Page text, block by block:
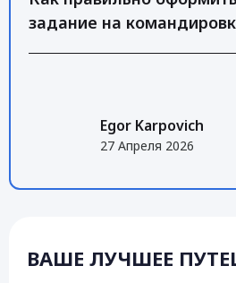
задание на
Egor Karpovich
27 Апреля 2026
ВАШЕ ЛУЧШЕЕ